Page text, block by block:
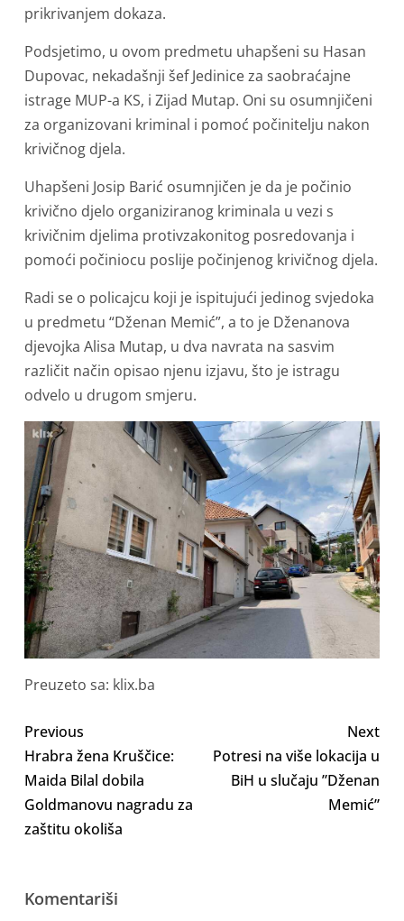
prikrivanjem dokaza.
Podsjetimo, u ovom predmetu uhapšeni su Hasan
Dupovac, nekadašnji šef Jedinice za saobraćajne
istrage MUP-a KS, i Zijad Mutap. Oni su osumnjičeni
za organizovani kriminal i pomoć počinitelju nakon
krivičnog djela.
Uhapšeni Josip Barić osumnjičen je da je počinio
krivično djelo organiziranog kriminala u vezi s
krivičnim djelima protivzakonitog posredovanja i
pomoći počiniocu poslije počinjenog krivičnog djela.
Radi se o policajcu koji je ispitujući jedinog svjedoka
u predmetu “Dženan Memić”, a to je Dženanova
djevojka Alisa Mutap, u dva navrata na sasvim
različit način opisao njenu izjavu, što je istragu
odvelo u drugom smjeru.
Preuzeto sa: klix.ba
Previous
Hrabra žena Kruščice:
Maida Bilal dobila
Goldmanovu nagradu za
zaštitu okoliša
Next
Potresi na više lokacija u
BiH u slučaju ”Dženan
Memić”
Komentariši